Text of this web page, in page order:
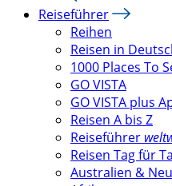
Reiseführer
Reihen
Reisen in
1000 Places To
GO VISTA
GO VISTA plus
Reisen A bis Z
Reiseführer
Reisen Tag für
Australien &